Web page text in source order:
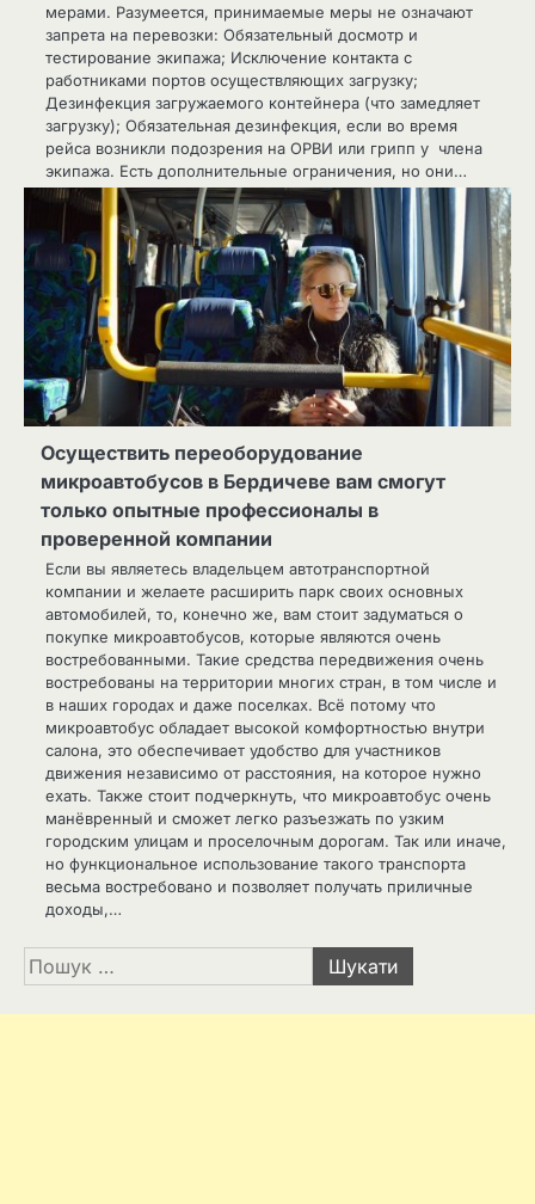
мерами. Разумеется, принимаемые меры не означают
запрета на перевозки: Обязательный досмотр и
тестирование экипажа; Исключение контакта с
работниками портов осуществляющих загрузку;
Дезинфекция загружаемого контейнера (что замедляет
загрузку); Обязательная дезинфекция, если во время
рейса возникли подозрения на ОРВИ или грипп у члена
экипажа. Есть дополнительные ограничения, но они…
Осуществить переоборудование
микроавтобусов в Бердичеве вам смогут
только опытные профессионалы в
проверенной компании
Если вы являетесь владельцем автотранспортной
компании и желаете расширить парк своих основных
автомобилей, то, конечно же, вам стоит задуматься о
покупке микроавтобусов, которые являются очень
востребованными. Такие средства передвижения очень
востребованы на территории многих стран, в том числе и
в наших городах и даже поселках. Всё потому что
микроавтобус обладает высокой комфортностью внутри
салона, это обеспечивает удобство для участников
движения независимо от расстояния, на которое нужно
ехать. Также стоит подчеркнуть, что микроавтобус очень
манёвренный и сможет легко разъезжать по узким
городским улицам и проселочным дорогам. Так или иначе,
но функциональное использование такого транспорта
весьма востребовано и позволяет получать приличные
доходы,…
Пошук: